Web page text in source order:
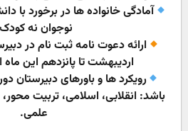
آمادگی خانواده ها در برخورد با
نوجوان نه
ارائه دعوت نامه ثبت نام در
اردیبهشت تا پانزدهم این
رویکرد ها و باورهای دبیرستان
باشد: انقلابی، اسلامی، تربیت
علمی.